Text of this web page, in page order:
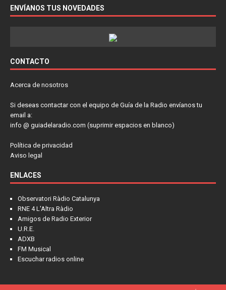
ENVÍANOS TUS NOVEDADES
CONTACTO
Acerca de nosotros
Si deseas contactar con el equipo de Guía de la Radio envíanos tu
email a:
info @ guiadelaradio.com (suprimir espacios en blanco)
Política de privacidad
Aviso legal
ENLACES
Observatori Ràdio Catalunya
RNE 4 L'Altra Ràdio
Amigos de Radio Exterior
U.R.E.
ADXB
FM Musical
Escuchar radios online